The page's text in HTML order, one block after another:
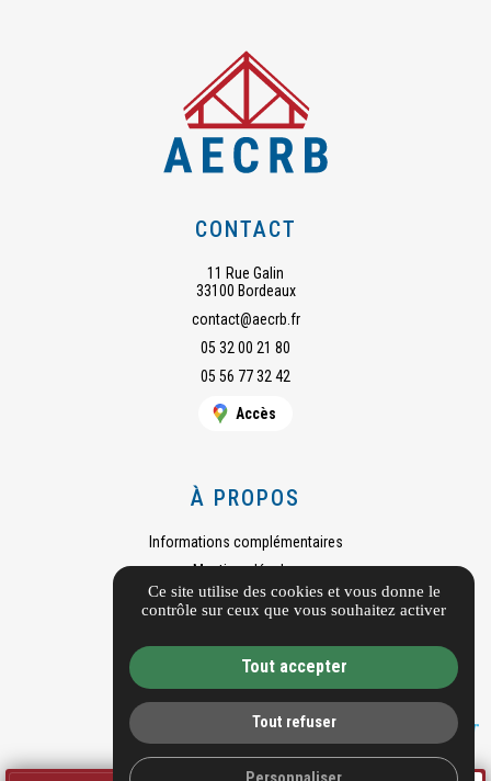
CONTACT
11 Rue Galin
33100 Bordeaux
contact@aecrb.fr
05 32 00 21 80
05 56 77 32 42
Accès
À PROPOS
Informations complémentaires
Mentions légales
Guide local
Ce site utilise des cookies et vous donne le
contrôle sur ceux que vous souhaitez activer
Tout accepter
Tout refuser